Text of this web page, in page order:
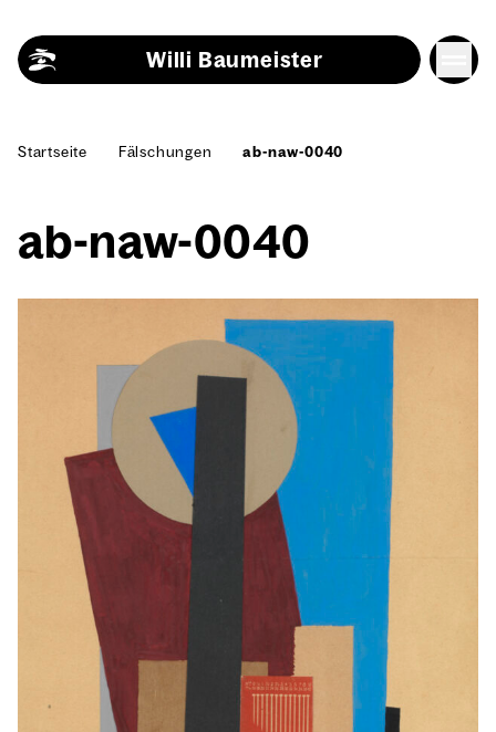
Willi Baumeister
Start­sei­te Fäl­schun­gen ab-naw-0040
ab-naw-0040